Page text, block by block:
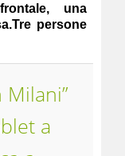
una
persone
Milani”
a